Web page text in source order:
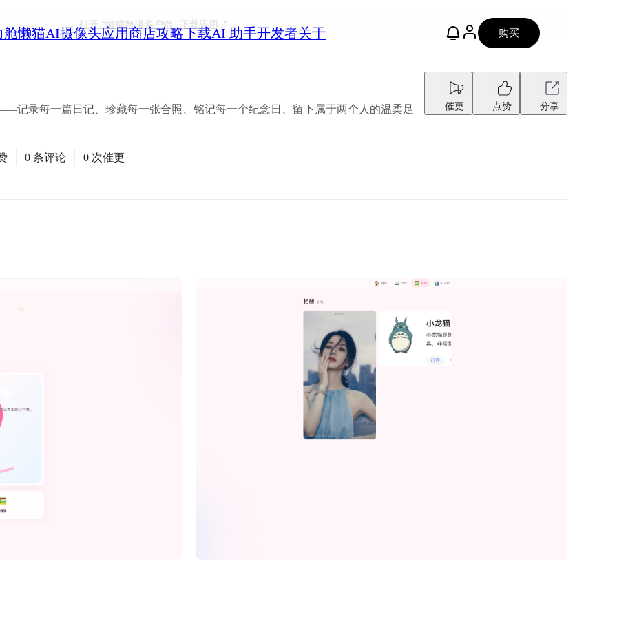
舱懒猫AI摄像头应用商店攻略下载AI 助手开发者关于 购买
打开 “懒猫微服客户端”下载应用
记录每一篇日记、珍藏每一张合照、铭记每一个纪念日、留下属于两个人的温柔足 催更 点赞 分享
0 条评论 0 次催更